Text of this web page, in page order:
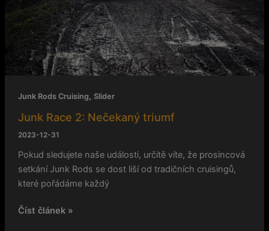
Junk Rods Cruising, Slider
Junk Race 2: Nečekaný triumf
2023-12-31
Pokud sledujete naše události, určitě víte, že prosincová
setkání Junk Rods se dost liší od tradičních cruisingů,
které pořádáme každý
Číst článek »